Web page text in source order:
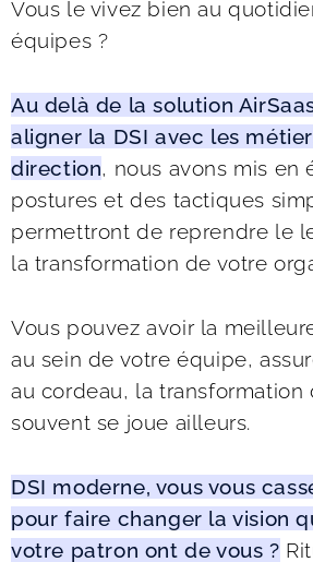
Vous le vivez bien au
équipes ?
Au delà de la solution
aligner la DSI avec les
direction, nous avons mis en
postures et des tactiques
permettront de reprendre le
la transformation de votre
Vous pouvez avoir la
au sein de votre équipe,
au cordeau, la transformation
souvent se joue ailleurs.
DSI moderne, vous vous
pour faire changer la vision
votre patron ont de vous ?